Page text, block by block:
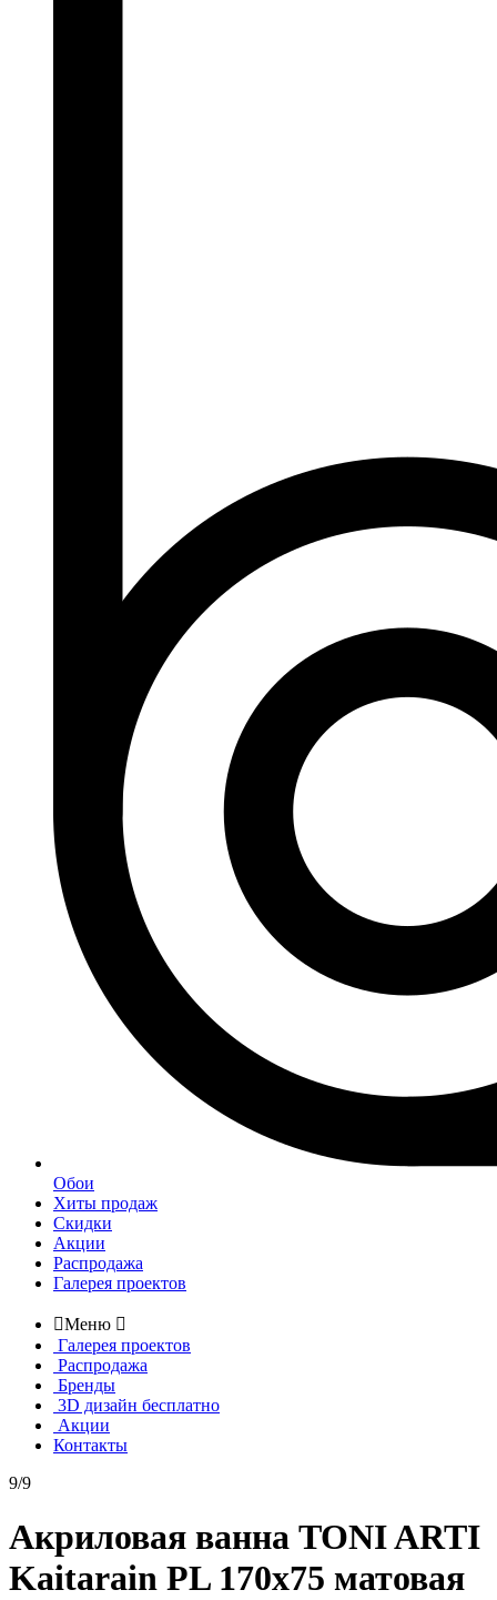
Обои
Хиты продаж
Скидки
Акции
Распродажа
Галерея проектов
Меню 
Галерея проектов
Распродажа
Бренды
3D дизайн бесплатно
Акции
Контакты
9/9
Акриловая ванна TONI ARTI
Kaitarain PL 170x75 матовая